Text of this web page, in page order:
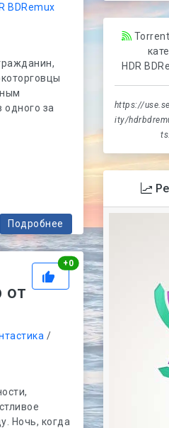
BDRemux
за
Подробнее
+0Рейтинг
от
/
Ночь, когда
HDR
https://
ity/